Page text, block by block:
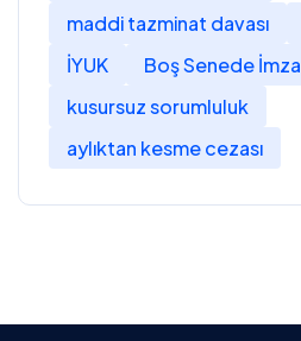
maddi tazminat davası
İYUK
Boş Senede İmza
kusursuz sorumluluk
aylıktan kesme cezası